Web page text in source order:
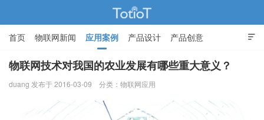

首页 物联网新闻 应用案例 产品设计 产品创意
智能家居
物联网技术对我国的农业发展有哪些重大意义？
duang 发布于 2016-03-09 分类： 物联网应用